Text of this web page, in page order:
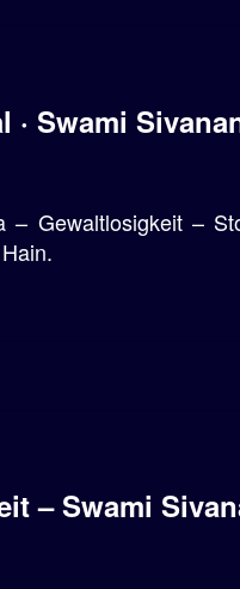
· Swami
– Gewaltlosigkeit –
– Swami